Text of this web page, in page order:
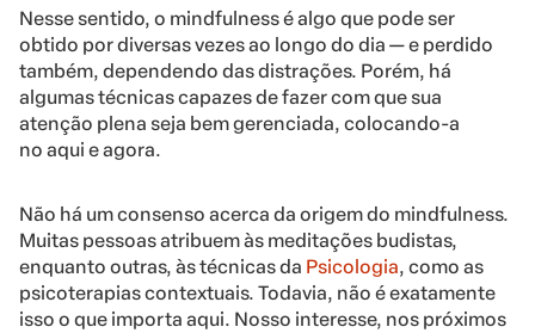
Nesse sentido, o mindfulness é algo que pode ser
obtido por diversas vezes ao longo do dia — e perdido
também, dependendo das distrações. Porém, há
algumas técnicas capazes de fazer com que sua
atenção plena seja bem gerenciada, colocando-a
no aqui e agora.
Não há um consenso acerca da origem do mindfulness.
Muitas pessoas atribuem às meditações budistas,
enquanto outras, às técnicas da Psicologia, como as
psicoterapias contextuais. Todavia, não é exatamente
isso o que importa aqui. Nosso interesse, nos próximos